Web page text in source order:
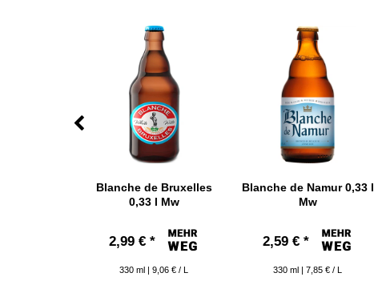
Blanche de Bruxelles
0,33 l Mw
2,99 € *
330 ml | 9,06 € / L
Blanche de Namur 0,33 l
Mw
2,59 € *
330 ml | 7,85 € / L